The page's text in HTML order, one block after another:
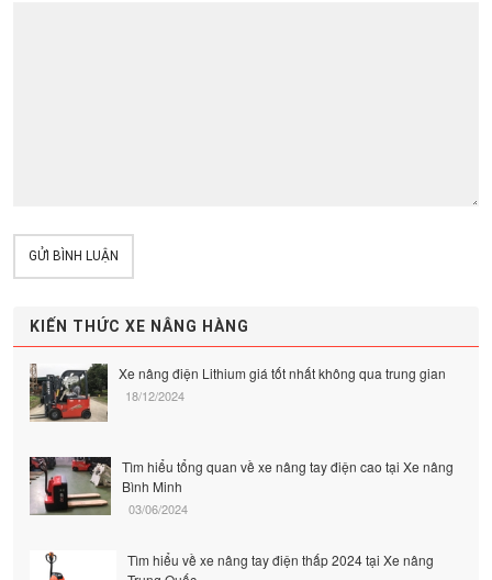
GỬI BÌNH LUẬN
KIẾN THỨC XE NÂNG HÀNG
Xe nâng điện Lithium giá tốt nhất không qua trung gian
18/12/2024
Tìm hiểu tổng quan về xe nâng tay điện cao tại Xe nâng
Bình Minh
03/06/2024
Tìm hiểu về xe nâng tay điện thấp 2024 tại Xe nâng